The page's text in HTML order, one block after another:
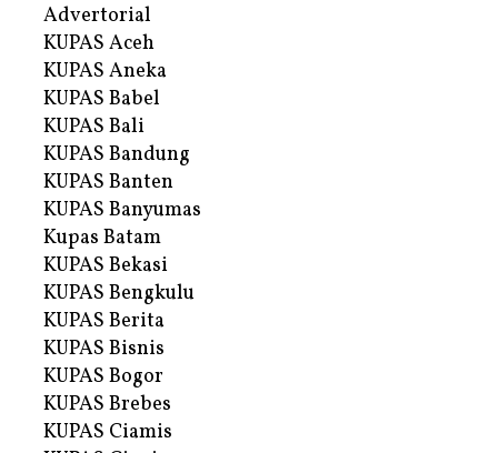
Advertorial
KUPAS Aceh
KUPAS Aneka
KUPAS Babel
KUPAS Bali
KUPAS Bandung
KUPAS Banten
KUPAS Banyumas
Kupas Batam
KUPAS Bekasi
KUPAS Bengkulu
KUPAS Berita
KUPAS Bisnis
KUPAS Bogor
KUPAS Brebes
KUPAS Ciamis